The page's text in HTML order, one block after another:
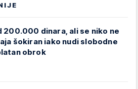
200.000 dinara, ali se niko ne
šokiran iako nudi slobodne
obrok